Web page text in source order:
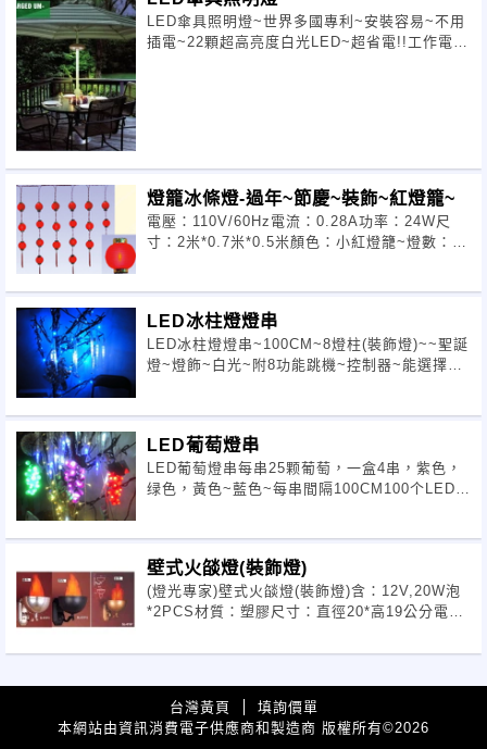
LED傘具照明燈~世界多國專利~安裝容易~不用
插電~22顆超高亮度白光LED~超省電!!工作電壓
燈籠冰條燈-過年~節慶~裝飾~紅燈籠~
電壓：110V/60Hz電流：0.28A功率：24W尺
寸：2米*0.7米*0.5米顏色：小紅燈籠~燈數：35
LED冰柱燈燈串
LED冰柱燈燈串~100CM~8燈柱(裝飾燈)~~聖誕
燈~燈飾~白光~附8功能跳機~控制器~能選擇~
LED葡萄燈串
LED葡萄燈串每串25颗葡萄，一盒4串，紫色，
绿色，黃色~藍色~每串間隔100CM100个LED灯
壁式火燄燈(裝飾燈)
(燈光專家)壁式火燄燈(裝飾燈)含：12V,20W泡
*2PCS材質：塑膠尺寸：直徑20*高19公分電
MADEINTAIWAN
台灣黃頁
填詢價單
本網站由資訊消費電子供應商和製造商 版權所有
2026